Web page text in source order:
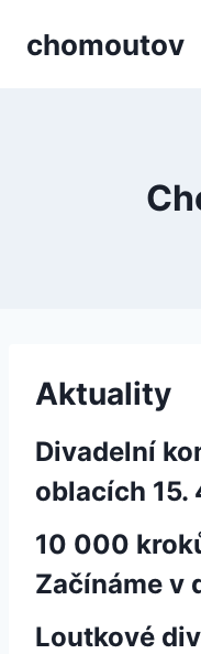
chomoutov
Aktuality
Divadelní
oblacích 15.
10 000
Začínáme v
Loutkové